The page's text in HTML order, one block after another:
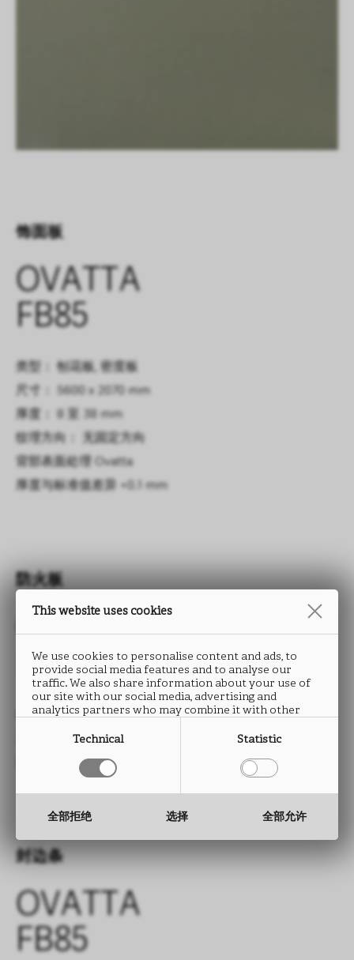
饰面板
OVATTA
FB85
类型： 刨花板, 密度板
尺寸： 5600 x 2070 mm
厚度： 8 至 38 mm
纹理方向： 无固定方向
背部表面处理
Ovatta
厚度与标准值差异
+0.1 mm
防火板
OVATTA
FB85
类型： HPL防火板
尺寸： 2760 x 2040 mm
厚度： 0.9 mm
封边条
OVATTA
FB85
This website uses cookies
We use cookies to personalise content and ads, to
provide social media features and to analyse our
traffic. We also share information about your use of
our site with our social media, advertising and
analytics partners who may combine it with other
they have collected from your use of their services.
Technical Statistic
全部拒绝 选择 全部允许